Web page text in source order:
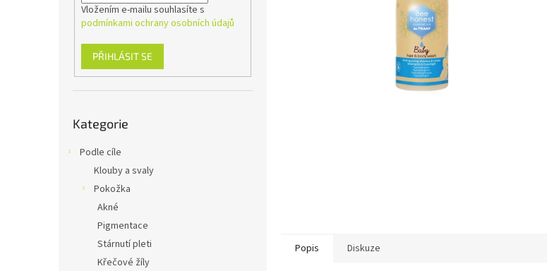
Vložením e-mailu souhlasíte s
podmínkami ochrany osobních údajů
PŘIHLÁSIT SE
kategorie
Kategorie
Podle cíle
Klouby a svaly
Pokožka
Akné
Pigmentace
Stárnutí pleti
Křečové žíly
Popis Diskuze